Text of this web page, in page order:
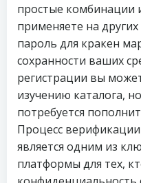
простые комбинации
применяете на
пароль для кракен
сохранности ваших
регистрации вы
изучению каталога,
потребуется
Процесс верификации
является одним из
платформы для тех,